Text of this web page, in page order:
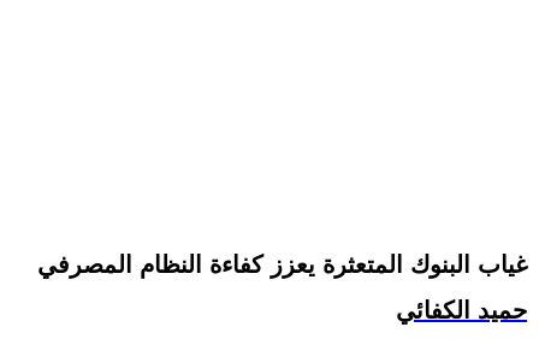
غياب البنوك المتعثرة يعزز كفاءة النظام المصرفي
حميد الكفائي